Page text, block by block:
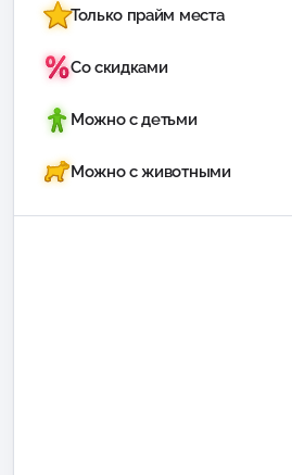
Только прайм места
Со скидками
Можно с детьми
Можно с животными